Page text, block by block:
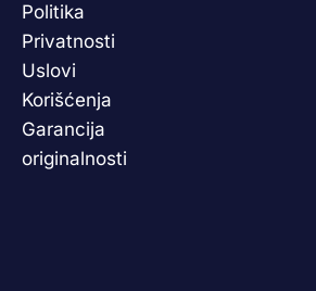
Politika
Privatnosti
Uslovi
Korišćenja
Garancija
originalnosti